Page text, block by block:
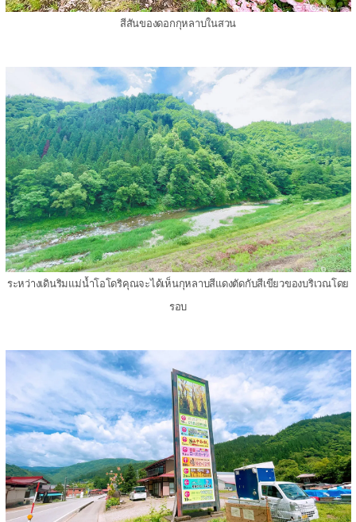
สีสันของดอกกุหลาบในสวน
ระหว่างเดินริมแม่น้ำโอโดริคุณจะได้เห็นกุหลาบสีแดงตัดกับสีเขียวของบริเวณโดย
รอบ